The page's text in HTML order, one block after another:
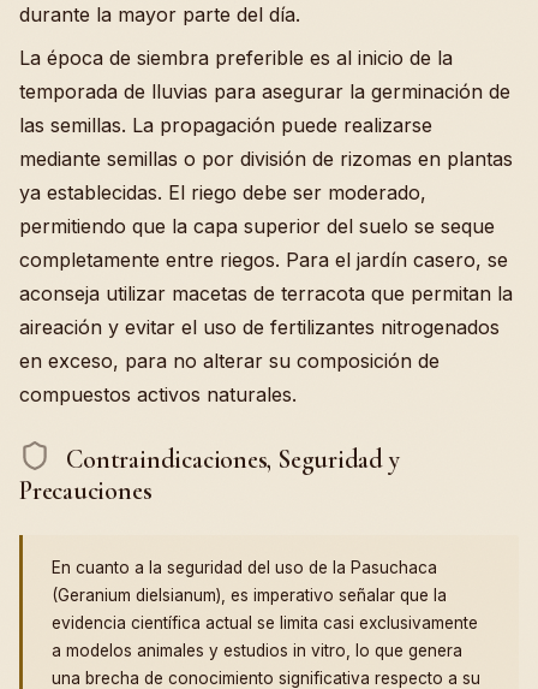
durante la mayor parte del día.
La época de siembra preferible es al inicio de la
temporada de lluvias para asegurar la germinación de
las semillas. La propagación puede realizarse
mediante semillas o por división de rizomas en plantas
ya establecidas. El riego debe ser moderado,
permitiendo que la capa superior del suelo se seque
completamente entre riegos. Para el jardín casero, se
aconseja utilizar macetas de terracota que permitan la
aireación y evitar el uso de fertilizantes nitrogenados
en exceso, para no alterar su composición de
compuestos activos naturales.
Contraindicaciones, Seguridad y
Precauciones
En cuanto a la seguridad del uso de la Pasuchaca
(Geranium dielsianum), es imperativo señalar que la
evidencia científica actual se limita casi exclusivamente
a modelos animales y estudios in vitro, lo que genera
una brecha de conocimiento significativa respecto a su